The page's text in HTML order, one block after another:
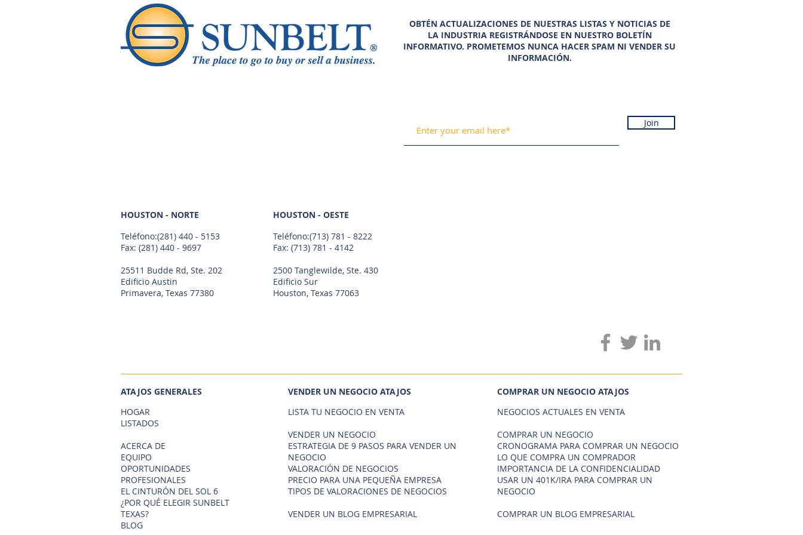
OBTÉN ACTUALIZACIONES DE NUESTRAS LISTAS Y NOTICIAS DE
LA INDUSTRIA REGISTRÁNDOSE EN NUESTRO BOLETÍN
INFORMATIVO. PROMETEMOS NUNCA HACER SPAM NI VENDER SU
INFORMACIÓN.
Join
HOUSTON - NORTE
Teléfono:(281) 440 - 5153
Fax: (281) 440 - 9697
25511 Budde Rd, Ste. 202
Edificio Austin
Primavera, Texas 77380
HOUSTON - OESTE
Teléfono:(713) 781 - 8222
Fax: (713) 781 - 4142
2500 Tanglewilde, Ste. 430
Edificio Sur
Houston, Texas 77063
ATAJOS GENERALES
HOGAR
LISTADOS
ACERCA DE
EQUIPO
OPORTUNIDADES
PROFESIONALES
EL CINTURÓN DEL SOL 6
¿POR QUÉ ELEGIR SUNBELT
TEXAS?
BLOG
VENDER UN NEGOCIO ATAJOS
LISTA TU NEGOCIO EN VENTA
VENDER UN NEGOCIO
ESTRATEGIA DE 9 PASOS PARA VENDER UN
NEGOCIO
VALORACIÓN DE NEGOCIOS
PRECIO PARA UNA PEQUEÑA EMPRESA
TIPOS DE VALORACIONES DE NEGOCIOS
VENDER UN BLOG EMPRESARIAL
COMPRAR UN NEGOCIO ATAJOS
NEGOCIOS ACTUALES EN VENTA
COMPRAR UN NEGOCIO
CRONOGRAMA PARA COMPRAR UN NEGOCIO
LO QUE COMPRA UN COMPRADOR
IMPORTANCIA DE LA CONFIDENCIALIDAD
USAR UN 401K/IRA PARA COMPRAR UN
NEGOCIO
COMPRAR UN BLOG EMPRESARIAL